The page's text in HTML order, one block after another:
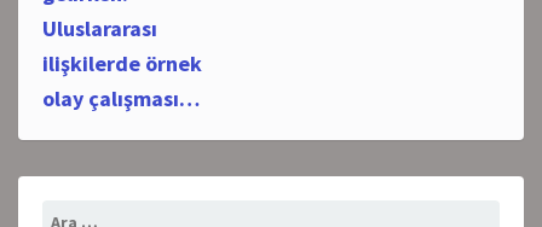
Uluslararası
ilişkilerde örnek
olay çalışması…
Arama: